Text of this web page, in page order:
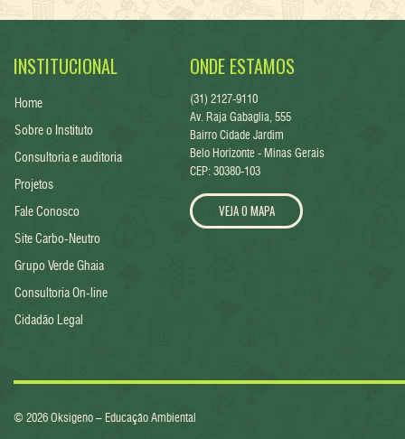
INSTITUCIONAL
Home
Sobre o Instituto
Consultoria e auditoria
Projetos
Fale Conosco
Site Carbo-Neutro
Grupo Verde Ghaia
Consultoria On-line
Cidadão Legal
ONDE ESTAMOS
(31) 2127-9110
Av. Raja Gabaglia, 555
Bairro Cidade Jardim
Belo Horizonte - Minas Gerais
CEP: 30380-103
VEJA O MAPA
© 2026 Oksigeno – Educação Ambiental